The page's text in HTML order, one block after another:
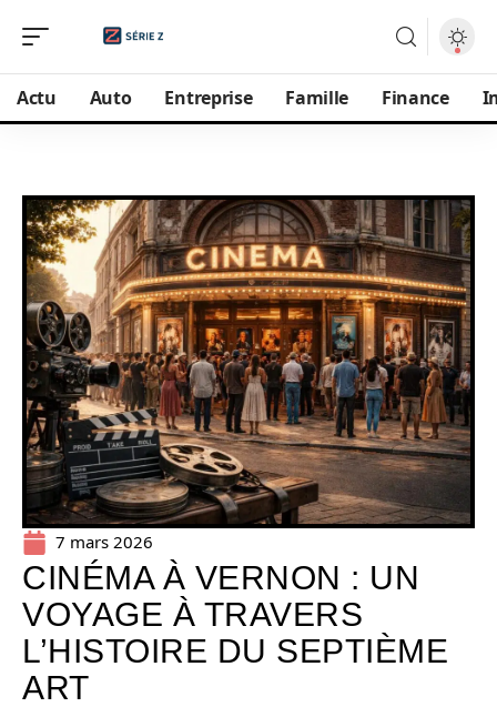
Actu Auto Entreprise Famille Finance
7 mars 2026
CINÉMA À VERNON : UN
VOYAGE À TRAVERS
L’HISTOIRE DU SEPTIÈME
ART